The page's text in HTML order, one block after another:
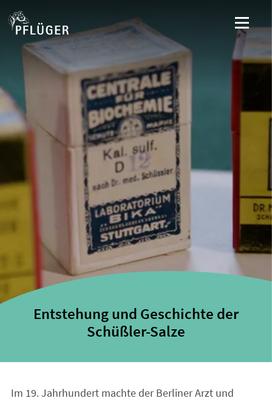
Entstehung und Geschichte der
Schüßler-Salze
Im 19. Jahrhundert machte der Berliner Arzt und